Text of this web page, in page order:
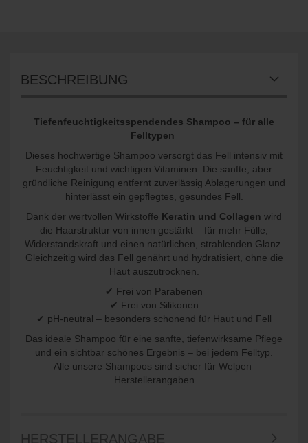
BESCHREIBUNG
Tiefenfeuchtigkeitsspendendes Shampoo – für alle
Felltypen
Dieses hochwertige Shampoo versorgt das Fell intensiv mit
Feuchtigkeit und wichtigen Vitaminen. Die sanfte, aber
gründliche Reinigung entfernt zuverlässig Ablagerungen und
hinterlässt ein gepflegtes, gesundes Fell.
Dank der wertvollen Wirkstoffe Keratin und Collagen wird
die Haarstruktur von innen gestärkt – für mehr Fülle,
Widerstandskraft und einen natürlichen, strahlenden Glanz.
Gleichzeitig wird das Fell genährt und hydratisiert, ohne die
Haut auszutrocknen.
✔ Frei von Parabenen
✔ Frei von Silikonen
✔ pH-neutral – besonders schonend für Haut und Fell
Das ideale Shampoo für eine sanfte, tiefenwirksame Pflege
und ein sichtbar schönes Ergebnis – bei jedem Felltyp.
Alle unsere Shampoos sind sicher für Welpen
Herstellerangaben
HERSTELLERANGABE